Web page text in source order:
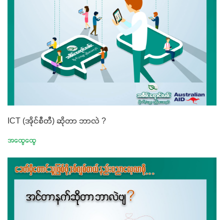
ICT (အိုင်စီတီ) ဆိုတာ ဘာလဲ ?
အထွေထွေ